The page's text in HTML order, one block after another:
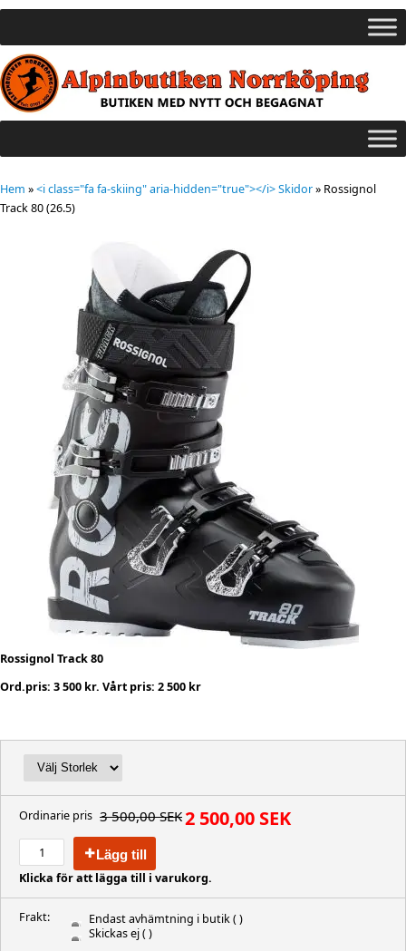
Hem »<i class="fa fa-skiing" aria-hidden="true"></i> Skidor» Rossignol
Track 80 (26.5)
Rossignol Track 80
Ord.pris: 3 500 kr. Vårt pris: 2 500 kr
Ordinarie pris 3 500,00 SEK2 500,00 SEK
Lägg till
Klicka för att lägga till i varukorg.
Frakt: Endast avhämtning i butik( )
Skickas ej( )